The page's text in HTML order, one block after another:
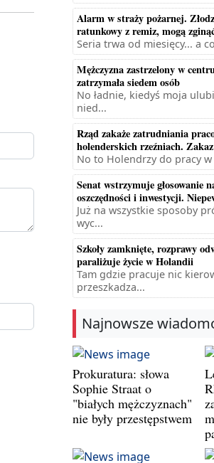
Alarm w straży pożarnej.
ratunkowy z remiz, mogą
Seria trwa od miesięcy... a
Mężczyzna zastrzelony w
zatrzymała siedem osób
No ładnie, kiedyś moja
nied...
Rząd zakaże zatrudniania
holenderskich rzeźniach.
No to Holendrzy do pracy w
Senat wstrzymuje głosowanie
oszczędności i inwestycji.
Już na wszystkie sposoby
wyc...
Szkoły zamknięte, rozprawy
paraliżuje życie w Holandii
Tam gdzie pracuje nic
przeszkadza...
Najnowsze
Prokuratura: słowa
Sophie Straat o
"białych mężczyznach"
nie były przestępstwem